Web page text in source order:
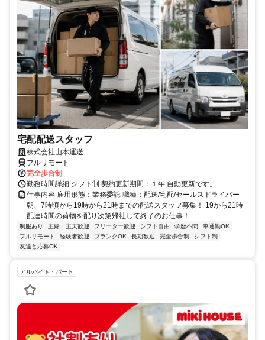
宅配配送スタッフ
株式会社山本運送
フルリモート
完全歩合制
勤務時間詳細 シフト制 契約更新期間：１年 自動更新です。
仕事内容 雇用形態：業務委託 職種：配送/宅配/セールスドライバー
朝、7時頃から19時から21時までの配送スタッフ募集！ 19から21時
配達時間の荷物を配り次第帰社して終了のお仕事！
制服あり 主婦・主夫歓迎 フリーター歓迎 シフト自由 学歴不問
車通勤OK
フルリモート
経験者歓迎 ブランクOK 長期歓迎 完全歩合制
シフト制
友達と応募OK
アルバイト・パート